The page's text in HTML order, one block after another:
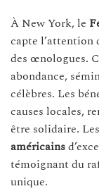
À New York, le
capte l’attention
des œnologues.
abondance,
célèbres. Les
causes locales,
être solidaire.
américains
témoignant du
unique.